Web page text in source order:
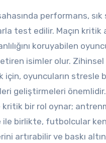
performans, sık
test edilir. Maçın kritik
koruyabilen
isimler olur. Zihinsel
için, oyuncuların stresle
geliştirmeleri önemlidir.
bir rol oynar;
ile birlikte, futbolcular
artırabilir ve baskı